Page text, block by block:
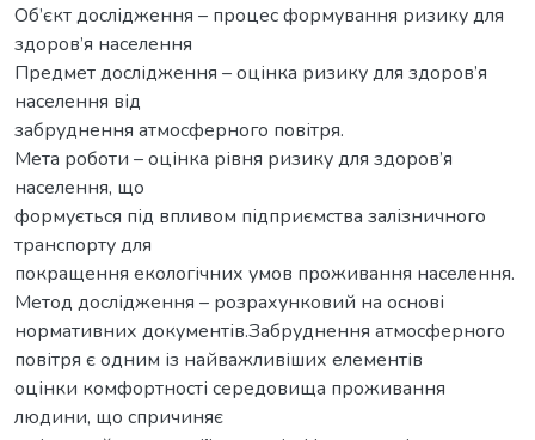
Об’єкт дослідження – процес формування ризику для
здоров’я населення
Предмет дослідження – оцінка ризику для здоров’я
населення від
забруднення атмосферного повітря.
Мета роботи – оцінка рівня ризику для здоров’я
населення, що
формується під впливом підприємства залізничного
транспорту для
покращення екологічних умов проживання населення.
Метод дослідження – розрахунковий на основі
нормативних документів.Забруднення атмосферного
повітря є одним із найважливіших елементів
оцінки комфортності середовища проживання
людини, що спричиняє